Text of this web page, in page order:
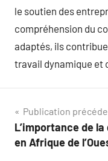
le soutien des
compréhension du
adaptés, ils
travail dynamique et
Navigation
de
Publication
L’importance de
en Afrique de